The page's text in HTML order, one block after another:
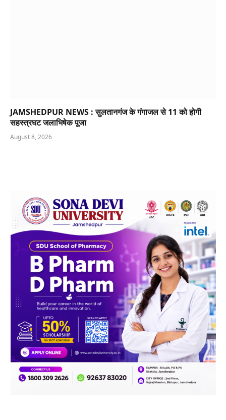
JAMSHEDPUR NEWS : सुलतानगंज के गंगाजल से 11 को होगी
सहस्त्रघट जलाभिषेक पूजा
August 8, 2026